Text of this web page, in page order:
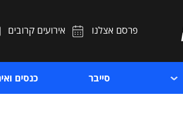
פרסם אצלנו אירועים קרובים
סייבר כנסים